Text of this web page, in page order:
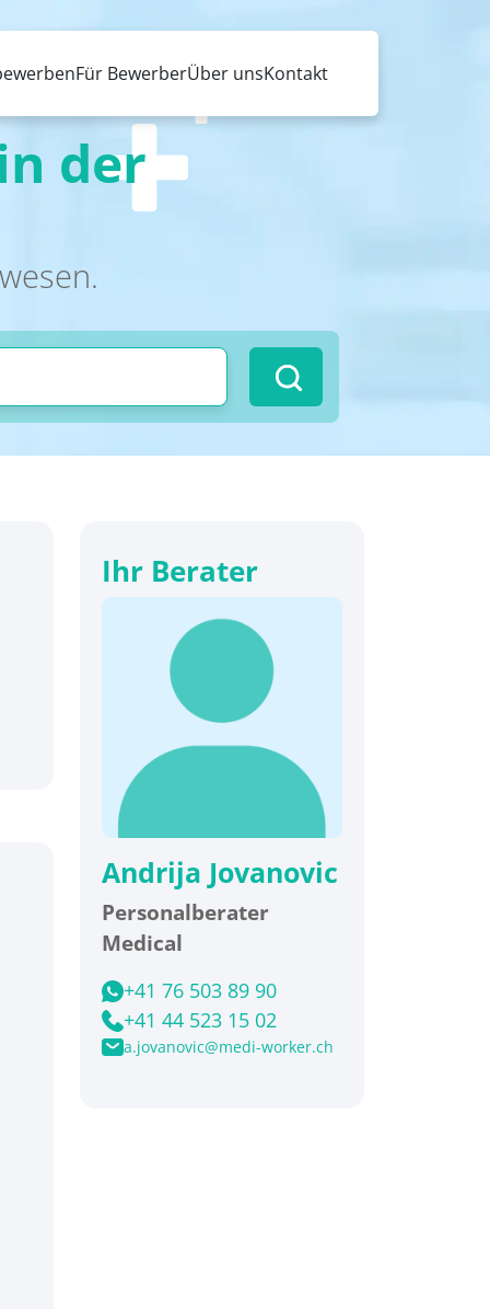
Für BewerberÜber unsKontakt
der
Ihr Berater
Andrija Jovanovic
Personalberater
Medical
+41 76 503 89 90
+41 44 523 15 02
a.jovanovic@medi-worker.ch